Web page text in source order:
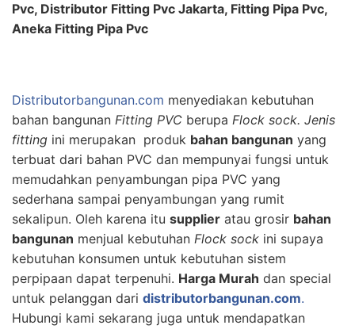
Pvc, Distributor Fitting Pvc Jakarta, Fitting Pipa Pvc,
Aneka Fitting Pipa Pvc
Distributorbangunan.com menyediakan kebutuhan
bahan bangunan Fitting PVC berupa Flock sock. Jenis
fitting ini merupakan produk bahan bangunan yang
terbuat dari bahan PVC dan mempunyai fungsi untuk
memudahkan penyambungan pipa PVC yang
sederhana sampai penyambungan yang rumit
sekalipun. Oleh karena itu supplier atau grosir bahan
bangunan menjual kebutuhan Flock sock ini supaya
kebutuhan konsumen untuk kebutuhan sistem
perpipaan dapat terpenuhi. Harga Murah dan special
untuk pelanggan dari distributorbangunan.com.
Hubungi kami sekarang juga untuk mendapatkan